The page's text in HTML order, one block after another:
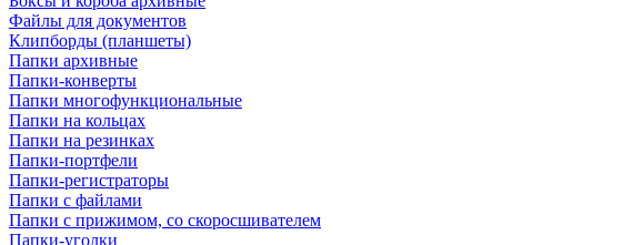
Файлы для документов
Клипборды (планшеты)
Папки архивные
Папки-конверты
Папки многофункциональные
Папки на кольцах
Папки на резинках
Папки-портфели
Папки-регистраторы
Папки с файлами
Папки с прижимом, со скоросшивателем
Папки-уголки